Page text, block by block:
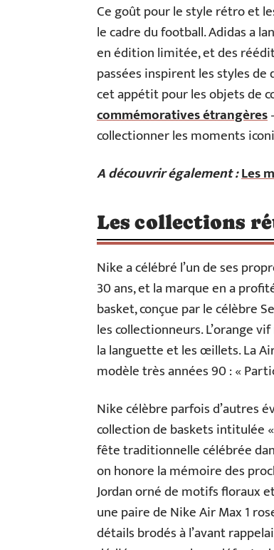
Ce goût pour le style rétro et
le cadre du football. Adidas a
en édition limitée, et des
passées inspirent les styles
cet appétit pour les objets de
commémoratives étrangères
collectionner les moments
A découvrir également :Les
Les collections
Nike a célébré l’un de ses
30 ans, et la marque en a
basket, conçue par le célèbre
les collectionneurs. L’orange
la languette et les œillets. La
modèle très années 90 : «
Nike célèbre parfois d’autres
collection de baskets intitulée
fête traditionnelle célébrée
on honore la mémoire des
Jordan orné de motifs floraux
une paire de Nike Air Max 1
détails brodés à l’avant